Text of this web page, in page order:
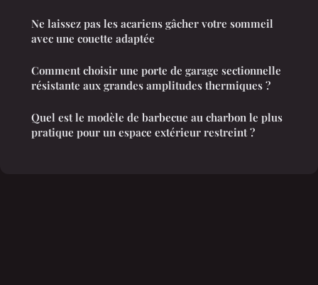
Ne laissez pas les acariens gâcher votre sommeil
avec une couette adaptée
Comment choisir une porte de garage sectionnelle
résistante aux grandes amplitudes thermiques ?
Quel est le modèle de barbecue au charbon le plus
pratique pour un espace extérieur restreint ?